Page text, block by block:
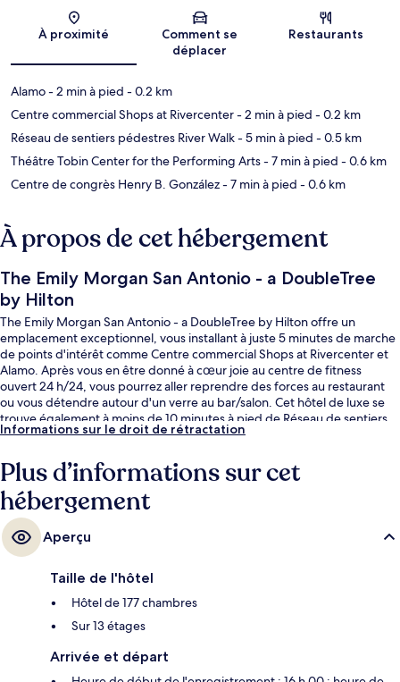
Carte
À proximité
Comment se
déplacer
Restaurants
Alamo- 2 min à pied - 0.2 km
Centre commercial Shops at Rivercenter- 2 min à pied - 0.2 km
Réseau de sentiers pédestres River Walk- 5 min à pied - 0.5 km
Théâtre Tobin Center for the Performing Arts- 7 min à pied - 0.6 km
Centre de congrès Henry B. González- 7 min à pied - 0.6 km
À propos de cet hébergement
The Emily Morgan San Antonio - a DoubleTree
by Hilton
The Emily Morgan San Antonio - a DoubleTree by Hilton offre un
emplacement exceptionnel, vous installant à juste 5 minutes de marche
de points d'intérêt comme Centre commercial Shops at Rivercenter et
Alamo. Après vous en être donné à cœur joie au centre de fitness
ouvert 24 h/24, vous pourrez aller reprendre des forces au restaurant
ou vous détendre autour d'un verre au bar/salon. Cet hôtel de luxe se
trouve également à moins de 10 minutes à pied de Réseau de sentiers
pédestres River Walk et de Centre de congrès Henry B. González. Le
auprès des autres voyageurs.
Informations sur le droit de rétractation
Plus d’informations sur cet
hébergement
Aperçu
Taille de l'hôtel
Hôtel de 177 chambres
Sur 13 étages
Arrivée et départ